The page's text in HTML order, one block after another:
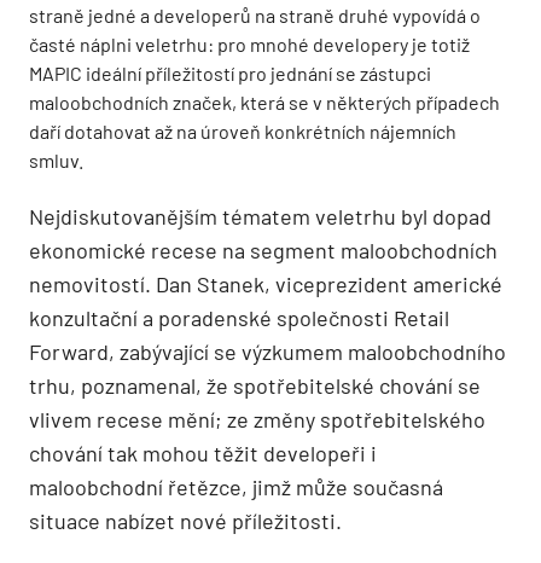
straně jedné a developerů na straně druhé vypovídá o
časté náplni veletrhu: pro mnohé developery je totiž
MAPIC ideální příležitostí pro jednání se zástupci
maloobchodních značek, která se v některých případech
daří dotahovat až na úroveň konkrétních nájemních
smluv.
Nejdiskutovanějším tématem veletrhu byl dopad
ekonomické recese na segment maloobchodních
nemovitostí. Dan Stanek, viceprezident americké
konzultační a poradenské společnosti Retail
Forward, zabývající se výzkumem maloobchodního
trhu, poznamenal, že spotřebitelské chování se
vlivem recese mění; ze změny spotřebitelského
chování tak mohou těžit developeři i
maloobchodní řetězce, jimž může současná
situace nabízet nové příležitosti.